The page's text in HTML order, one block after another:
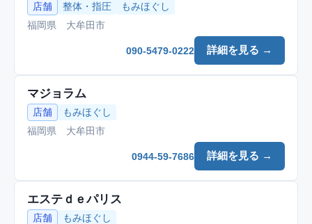
店舗 整体・指圧
もみほぐし
福岡県 大牟田市
詳細を見る →
090-5479-0222
マジョラム
店舗
もみほぐし
福岡県 大牟田市
詳細を見る →
0944-59-7686
エステｄｅパリス
店舗
もみほぐし